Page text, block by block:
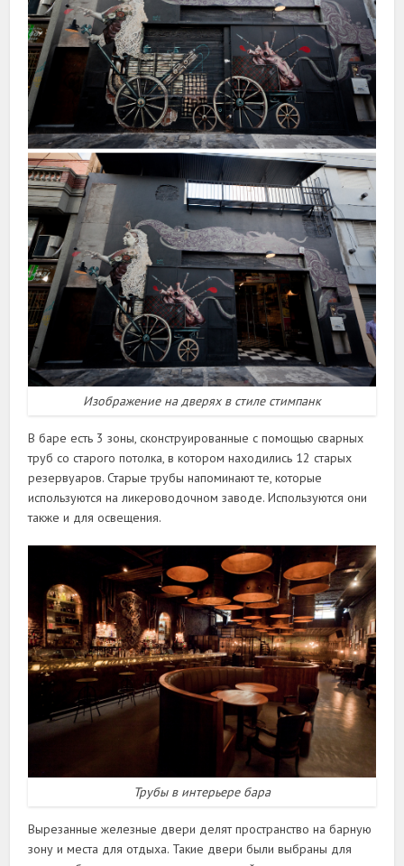
Изображение на дверях в стиле стимпанк
В баре есть 3 зоны, сконструированные с помощью сварных
труб со старого потолка, в котором находились 12 старых
резервуаров. Старые трубы напоминают те, которые
используются на ликероводочном заводе. Используются они
также и для освещения.
Трубы в интерьере бара
Вырезанные железные двери делят пространство на барную
зону и места для отдыха. Такие двери были выбраны для